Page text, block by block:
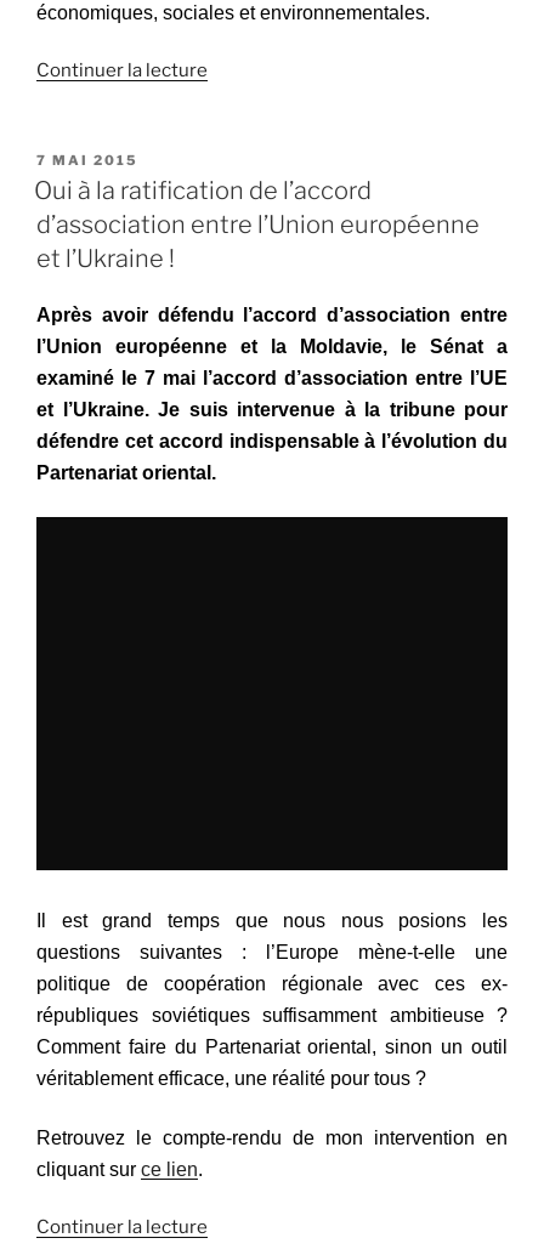
économiques, sociales et environnementales.
Continuer la lecture
bilan
en
mais
forte
d’avancer »
PUBLIÉ
LE
7 MAI 2015
Oui à la ratification de l’accord
d’association entre l’Union européenne
et l’Ukraine !
Après avoir défendu l’accord d’association entre
l’Union européenne et la Moldavie, le Sénat a
examiné le 7 mai l’accord d’association entre l’UE
et l’Ukraine. Je suis intervenue à la tribune pour
défendre cet accord indispensable à l’évolution du
Partenariat oriental.
Il est grand temps que nous nous posions les
questions suivantes : l’Europe mène-t-elle une
politique de coopération régionale avec ces ex-
républiques soviétiques suffisamment ambitieuse ?
Comment faire du Partenariat oriental, sinon un outil
véritablement efficace, une réalité pour tous ?
Retrouvez le compte-rendu de mon intervention en
cliquant sur ce lien.
Continuer la lecture